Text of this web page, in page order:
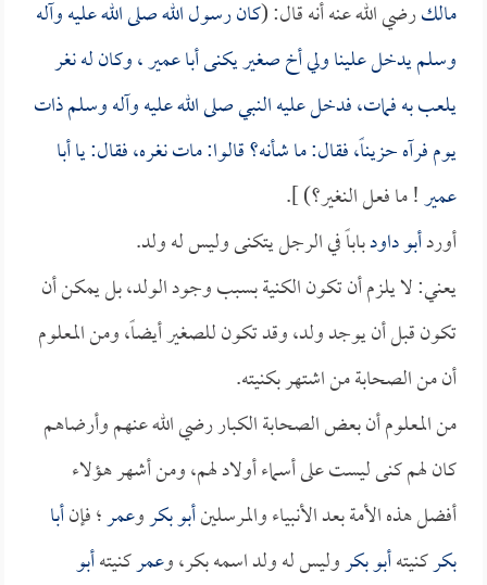
مالكرضي الله عنه أنه قال: (كان رسول الله صلى الله عليه وآله
وسلم يدخل علينا ولي أخ صغير يكنىأبا عمير، وكان له نغر
يلعب به فمات، فدخل عليه النبي صلى الله عليه وآله وسلم ذات
يوم فرآه حزيناً، فقال: ما شأنه؟ قالوا: مات نغره، فقال: ياأبا
عمير! ما فعل النغير؟) ].
أوردأبو داودباباً في الرجل يتكنى وليس له ولد.
يعني: لا يلزم أن تكون الكنية بسبب وجود الولد، بل يمكن أن
تكون قبل أن يوجد ولد، وقد تكون للصغير أيضاً، ومن المعلوم
أن من الصحابة من اشتهر بكنيته.
من المعلوم أن بعض الصحابة الكبار رضي الله عنهم وأرضاهم
كان لهم كنى ليست على أسماء أولاد لهم، ومن أشهر هؤلاء
أفضل هذه الأمة بعد الأنبياء والمرسلينأبو بكروعمر؛ فإنأبا
بكركنيتهأبو بكروليس له ولد اسمه بكر، وعمركنيتهأبو